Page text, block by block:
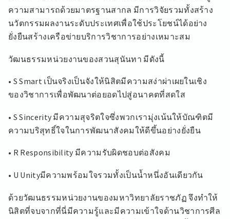
ความสามารถด้วยมาตรฐานสากล มีการวิจัยรวมทั้งสร้าง
นวัตกรรมผลงานระดับประเทศเพื่อใช้ประโยชน์ได้อย่าง
ยั่งยืนสร้างเครือข่ายบริการวิชาการอย่างเหมาะสม
วัฒนธรรมหน่วยงานของสวนสุนันทา มีดังนี้
• S Smart เป็นจริงเป็นจังให้นิสิตมีความสง่าผ่าเผยในเชิง
ของวิชาการเพื่อพัฒนาต่อยอดไปสู่อนาคตที่สดใส
• S Sincerity มีความสุจริตใจซึ่งพวกเรามุ่งเน้นให้บัณฑิตมี
ความบริสุทธิ์ใจในการพัฒนาสังคมให้ดีขึ้นอย่างยั่งยืน
• R Responsibility มีความรับผิดชอบต่อสังคม
• U Unityมีความพร้อมใจรวมทั้งเป็นน้ำหนึ่งอันเดียวกัน
ด้วยวัฒนธรรมหน่วยงานของมหาวิทยาลัยราชภัฏ จึงทำให้
นิสิตที่จบจากที่นี่มีความรู้และมีความเข้าใจด้านวิชาการศีล